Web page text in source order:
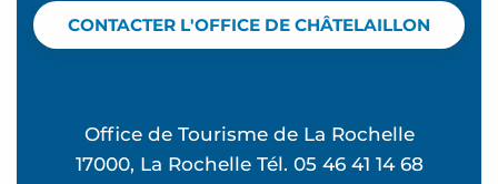
CONTACTER L'OFFICE DE CHÂTELAILLON
Office de Tourisme de La Rochelle
17000, La Rochelle Tél. 05 46 41 14 68